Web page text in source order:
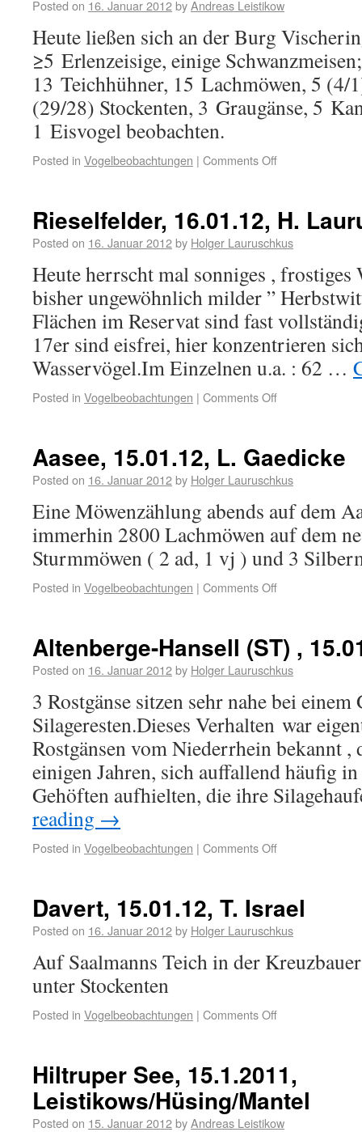
Posted on 16. Januar 2012byAndreas Leistikow
Heute ließen sich an der Burg
≥5 Erlenzeisige, einige
13 Teichhühner, 15 Lachmöwen, 5 (4/
(29/28) Stockenten, 3 Graugänse, 5
1 Eisvogel beobachten.
Posted in Vogelbeobachtungen | Comments Off
Rieselfelder, 16.01.12, H.
Posted on 16. Januar 2012by Holger Lauruschkus
Heute herrscht mal sonniges ,
bisher ungewöhnlich milder ”
Flächen im Reservat sind fast
17er sind eisfrei, hier konzentrieren
Wasservögel.Im Einzelnen u.a. : 62 …
Posted in Vogelbeobachtungen | Comments Off
Aasee, 15.01.12, L. Gaedicke
Posted on 16. Januar 2012by Holger Lauruschkus
Eine Möwenzählung abends auf dem
immerhin 2800 Lachmöwen auf dem
Sturmmöwen ( 2 ad, 1 vj ) und 3
Posted in Vogelbeobachtungen | Comments Off
Altenberge-Hansell (ST) ,
Posted on 16. Januar 2012by Holger Lauruschkus
3 Rostgänse sitzen sehr nahe bei
Silageresten.Dieses Verhalten war
Rostgänsen vom Niederrhein bekannt ,
einigen Jahren, sich auffallend häufig
Gehöften aufhielten, die ihre
reading →
Posted in Vogelbeobachtungen | Comments Off
Davert, 15.01.12, T. Israel
Posted on 16. Januar 2012by Holger Lauruschkus
Auf Saalmanns Teich in der
unter Stockenten
Posted in Vogelbeobachtungen | Comments Off
Hiltruper See, 15.1.2011,
Leistikows/Hüsing/Mantel
Posted on 15. Januar 2012byAndreas Leistikow